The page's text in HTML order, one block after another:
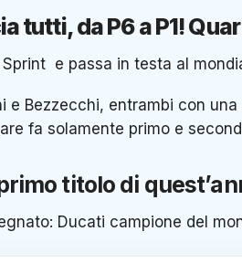
tutti, da P6 a P1!
e passa in testa al
e Bezzecchi, entrambi con
fa solamente primo e
titolo di
Ducati campione del